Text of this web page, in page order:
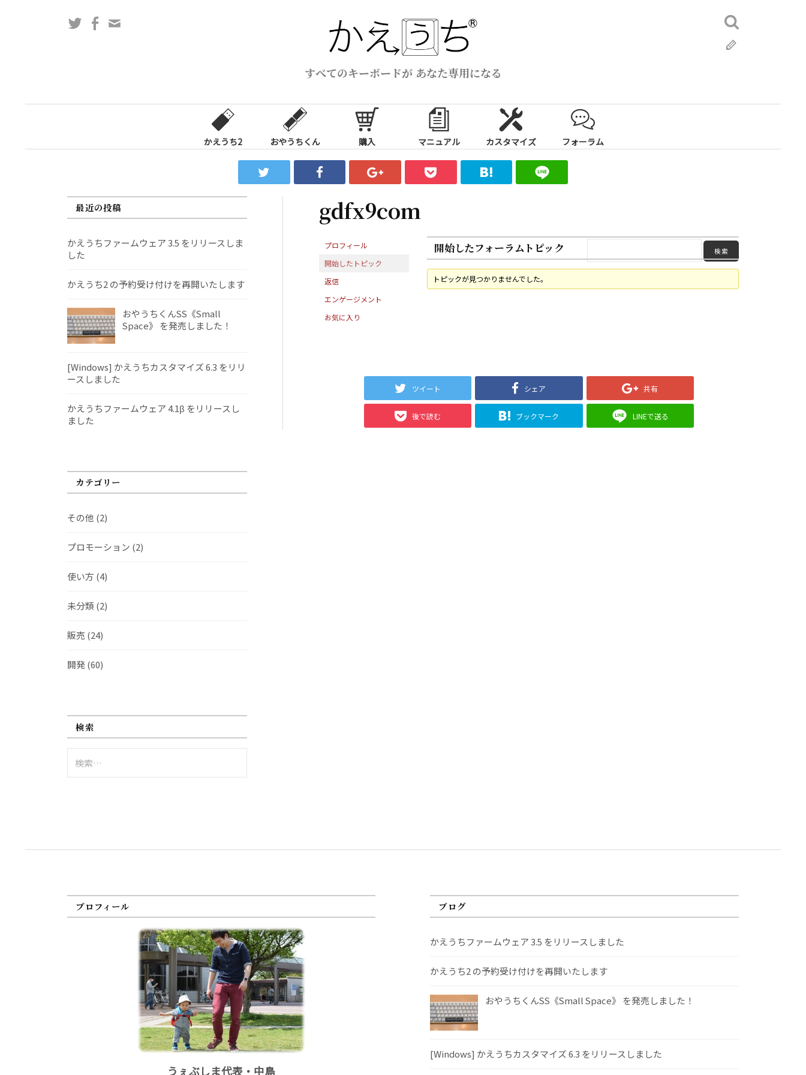
ス
すべてのキーボードが あなた専用になる
TwitterFacebook
検
索:
かえうち2 おやうちくん 購入 マニュアル カスタマイズ フォーラム
gdfx9com
プロフィール
開始したトピック
返信
エンゲージメント
お気に入り
開始したフォーラムトピック
トピックが見つかりませんでした。
ツイート シェア 共有
後で読む ブックマーク LINEで送る
最近の投稿
かえうちファームウェア 3.5 をリリースしま
した
かえうち2 の予約受け付けを再開いたします
おやうちくんSS《Small
Space》 を発売しました！
[Windows] かえうちカスタマイズ 6.3 をリリ
ースしました
かえうちファームウェア 4.1β をリリースし
ました
カテゴリー
その他 (2)
プロモーション (2)
使い方 (4)
未分類 (2)
販売 (24)
開発(60)
検索
索:
プロフィール
うぇぶしま代表・中島
ブログ
かえうちファームウェア 3.5 をリリースしました
かえうち2 の予約受け付けを再開いたします
おやうちくんSS《Small Space》 を発売しました！
[Windows] かえうちカスタマイズ 6.3 をリリースしました